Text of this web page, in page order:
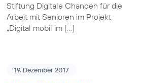
Stiftung Digitale Chancen für die
Arbeit mit Senioren im Projekt
„Digital mobil im […]
19. Dezember 2017